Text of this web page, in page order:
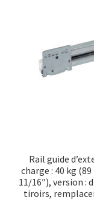
Rail guide
charge : 40 kg
11/16″), version :
tiroirs,